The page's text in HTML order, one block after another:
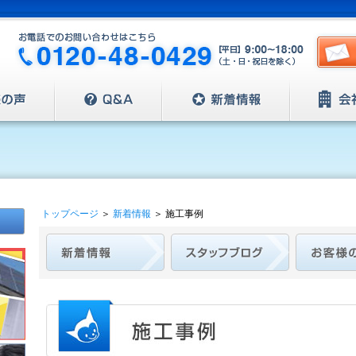
トップページ ＞ 新着情報 ＞ 施工事例